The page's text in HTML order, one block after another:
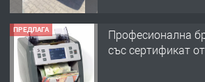
ПРЕДЛАГА
Професионална
със сертификат